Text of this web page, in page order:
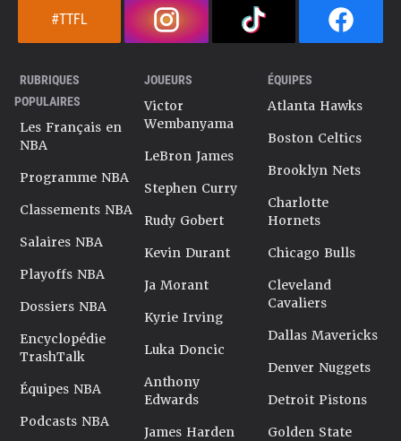
#TTFL
RUBRIQUES
POPULAIRES
Les Français en
NBA
Programme NBA
Classements NBA
Salaires NBA
Playoffs NBA
Dossiers NBA
Encyclopédie
TrashTalk
Équipes NBA
Podcasts NBA
JOUEURS
Victor
Wembanyama
LeBron James
Stephen Curry
Rudy Gobert
Kevin Durant
Ja Morant
Kyrie Irving
Luka Doncic
Anthony
Edwards
James Harden
ÉQUIPES
Atlanta Hawks
Boston Celtics
Brooklyn Nets
Charlotte
Hornets
Chicago Bulls
Cleveland
Cavaliers
Dallas Mavericks
Denver Nuggets
Detroit Pistons
Golden State